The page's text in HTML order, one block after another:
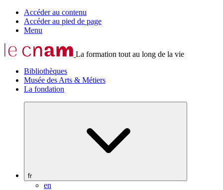
Accéder au contenu
Accéder au pied de page
Menu
La formation tout au long de la vie
Bibliothèques
Musée des Arts & Métiers
La fondation
fr
en